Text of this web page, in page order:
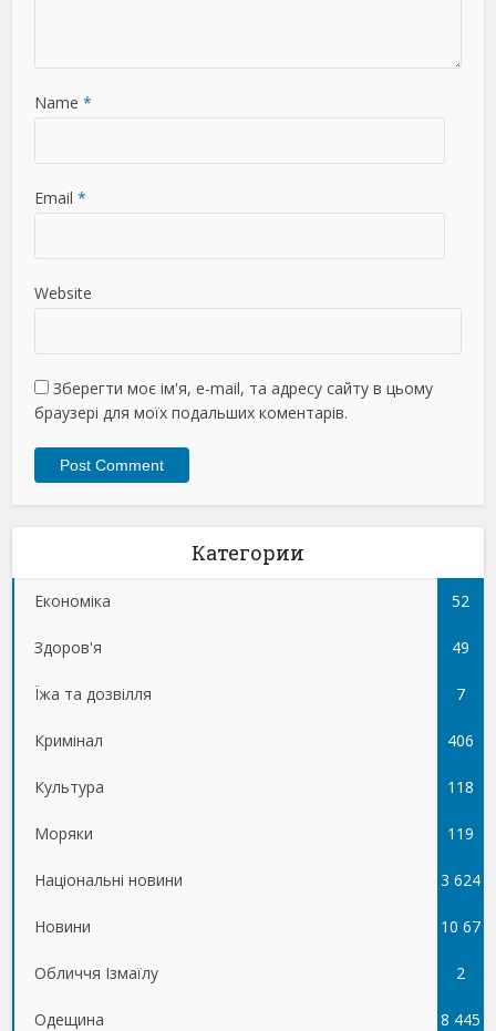
Name *
Email *
Website
Зберегти моє ім'я, e-mail, та адресу сайту в цьому
браузері для моїх подальших коментарів.
Категории
Економіка 52
Здоров'я 49
Їжа та дозвілля 7
Кримінал 406
Культура 118
Моряки 119
Національні новини 3 624
Новини 10 67
5
Обличчя Ізмаїлу 2
Одещина 8 445